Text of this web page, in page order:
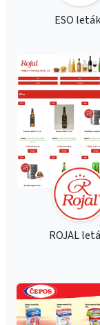
ESO
ROJAL